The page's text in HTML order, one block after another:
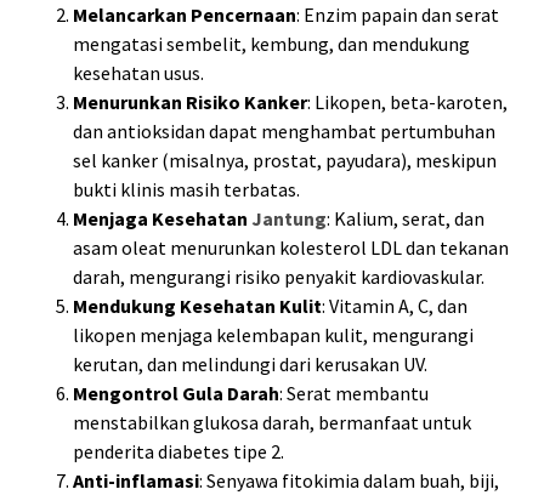
Melancarkan Pencernaan: Enzim papain dan serat
mengatasi sembelit, kembung, dan mendukung
kesehatan usus.
Menurunkan Risiko Kanker: Likopen, beta-karoten,
dan antioksidan dapat menghambat pertumbuhan
sel kanker (misalnya, prostat, payudara), meskipun
bukti klinis masih terbatas.
Menjaga Kesehatan Jantung: Kalium, serat, dan
asam oleat menurunkan kolesterol LDL dan tekanan
darah, mengurangi risiko penyakit kardiovaskular.
Mendukung Kesehatan Kulit: Vitamin A, C, dan
likopen menjaga kelembapan kulit, mengurangi
kerutan, dan melindungi dari kerusakan UV.
Mengontrol Gula Darah: Serat membantu
menstabilkan glukosa darah, bermanfaat untuk
penderita diabetes tipe 2.
Anti-inflamasi: Senyawa fitokimia dalam buah, biji,